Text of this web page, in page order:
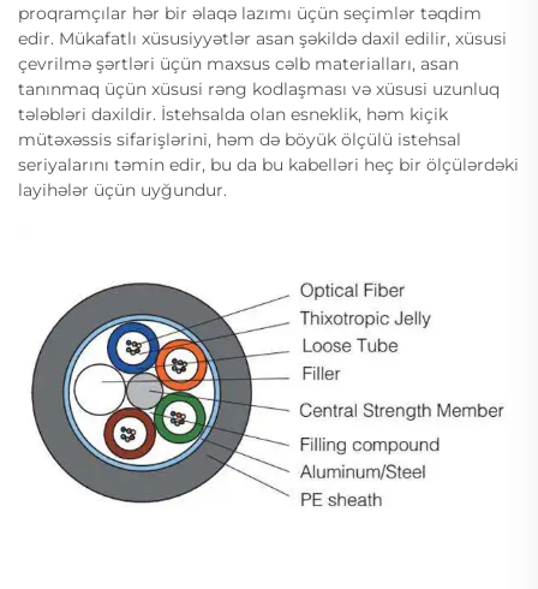
proqramçılar hər bir əlaqə lazımı üçün seçimlər təqdim
edir. Mükafatlı xüsusiyyətlər asan şəkildə daxil edilir, xüsusi
çevrilmə şərtləri üçün maxsus cəlb materialları, asan
tanınmaq üçün xüsusi rəng kodlaşması və xüsusi uzunluq
tələbləri daxildir. İstehsalda olan esneklik, həm kiçik
mütəxəssis sifarişlərini, həm də böyük ölçülü istehsal
seriyalarını təmin edir, bu da bu kabelləri heç bir ölçülərdəki
layihələr üçün uyğundur.